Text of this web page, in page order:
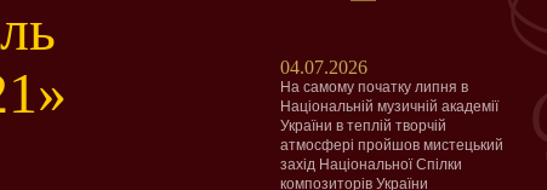
04.07.2026
На самому початку липня в
Національній музичній академії
України в теплій творчій
атмосфері пройшов мистецький
захід Національної Спілки
композиторів України